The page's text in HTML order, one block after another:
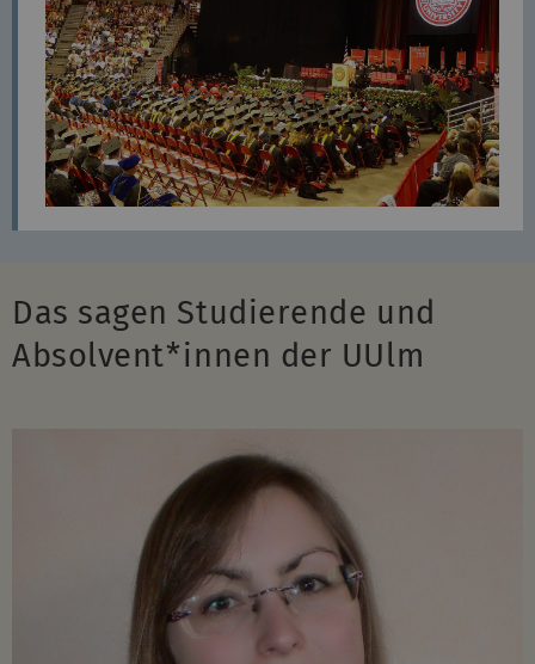
Das sagen Studierende und
Absolvent*innen der UUlm